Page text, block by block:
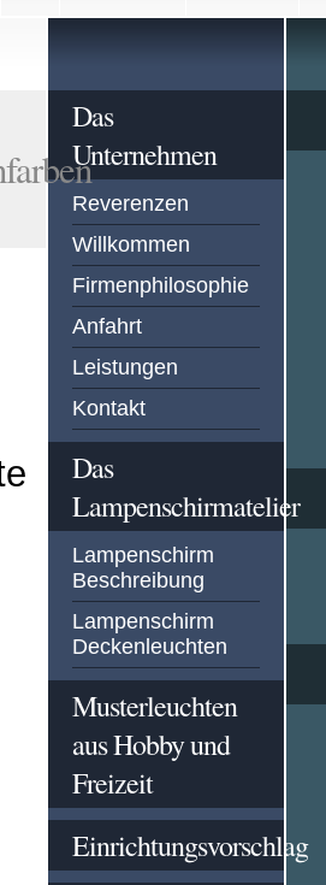
Das
Unternehmen
Reverenzen
Willkommen
Firmenphilosophie
Anfahrt
Leistungen
Kontakt
Das
Lampenschirmatelier
Lampenschirm
Beschreibung
Lampenschirm
Deckenleuchten
Musterleuchten
aus Hobby und
Freizeit
Einrichtungsvorschlag